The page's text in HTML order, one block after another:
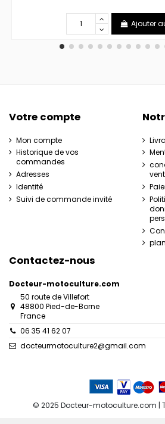
Ajouter
Votre compte
Mon compte
Historique de vos
commandes
Adresses
Identité
Suivi de commande invité
Contactez-nous
Docteur-motoculture.com
50 route de Villefort
48800 Pied-de-Borne
France
06 35 41 62 07
docteurmotoculture2@gmail.com
© 2025 Docteur-motoculture.com |